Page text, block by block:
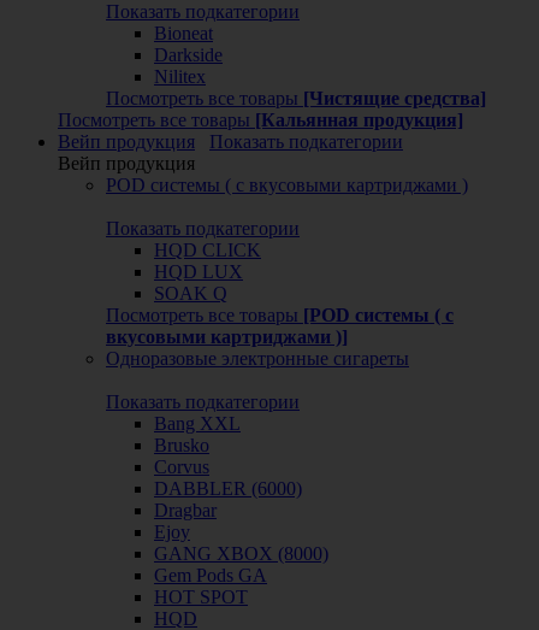
Показать подкатегории
Bioneat
Darkside
Nilitex
Посмотреть все товары [Чистящие средства]
Посмотреть все товары [Кальянная продукция]
Вейп продукция
Показать подкатегории
Вейп продукция
POD системы ( с вкусовыми картриджами )
Показать подкатегории
HQD CLICK
HQD LUX
SOAK Q
Посмотреть все товары [POD системы ( с
вкусовыми картриджами )]
Одноразовые электронные сигареты
Показать подкатегории
Bang XXL
Brusko
Corvus
DABBLER (6000)
Dragbar
Ejoy
GANG XBOX (8000)
Gem Pods GA
HOT SPOT
HQD